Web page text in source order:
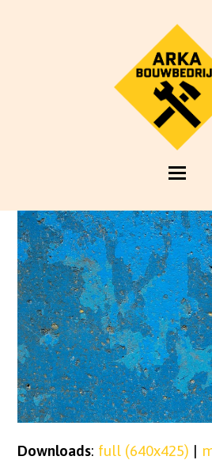
Downloads: full (640x425) |